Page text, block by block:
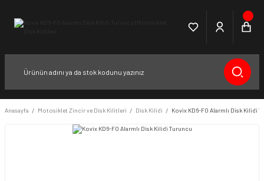
Anasayfa Motosiklet Zincir ve Disk Kilitleri Disk Kilidi Kovix KD6-FO Alarmlı Disk Kilidi